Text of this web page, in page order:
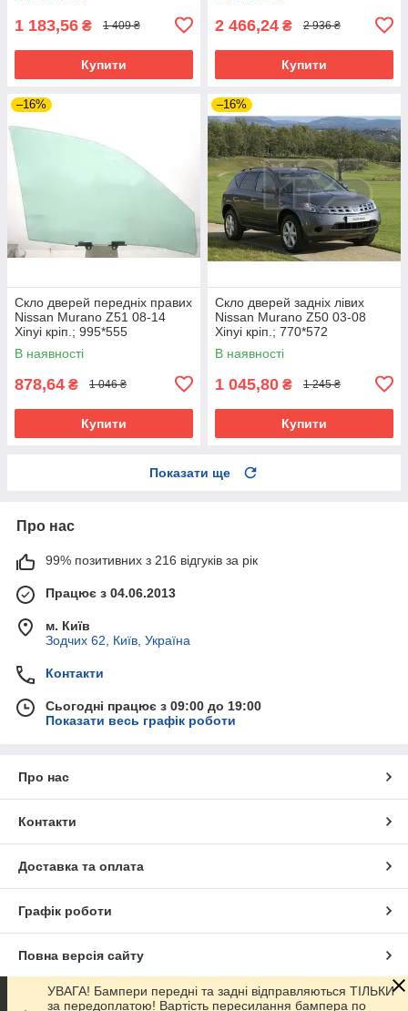
1 183,56 ₴ 1 409 ₴
Купити
2 466,24 ₴ 2 936 ₴
Купити
–16%
Скло дверей передніх правих
Nissan Murano Z51 08-14
Xinyi кріп.; 995*555
В наявності
878,64 ₴ 1 046 ₴
Купити
–16%
Скло дверей задніх лівих
Nissan Murano Z50 03-08
Xinyi кріп.; 770*572
В наявності
1 045,80 ₴ 1 245 ₴
Купити
Показати ще
Про нас
99% позитивних з 216 відгуків за рік
Працює з 04.06.2013
м. Київ
Зодчих 62, Київ, Україна
Контакти
Сьогодні працює з 09:00 до 19:00
Показати весь графік роботи
Про нас
Контакти
Доставка та оплата
Графік роботи
Повна версія сайту
Сайт створено на маркетплейсіProm.ua
УВАГА! Бампери передні та задні відправляються ТІЛЬКИ
за передоплатою! Вартість пересилання бампера по